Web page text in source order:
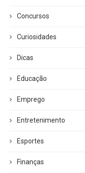
Concursos
Curiosidades
Dicas
Educação
Emprego
Entretenimento
Esportes
Finanças